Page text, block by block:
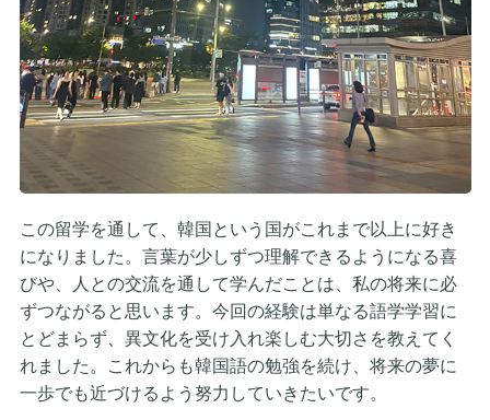
この留学を通して、韓国という国がこれまで以上に好き
になりました。言葉が少しずつ理解できるようになる喜
びや、人との交流を通して学んだことは、私の将来に必
ずつながると思います。今回の経験は単なる語学学習に
とどまらず、異文化を受け入れ楽しむ大切さを教えてく
れました。これからも韓国語の勉強を続け、将来の夢に
一歩でも近づけるよう努力していきたいです。